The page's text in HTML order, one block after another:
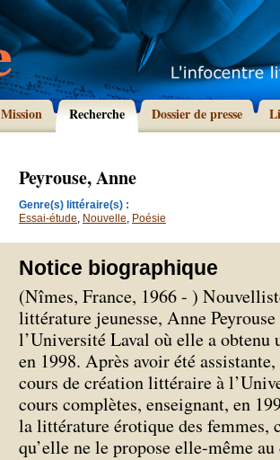
Mission Recherche Dossier de presse
Peyrouse, Anne
Genre(s) littéraire(s) :
Essai-étude, Nouvelle, Poésie
Notice biographique
(Nîmes, France, 1966 - )
littérature jeunesse, Anne
l’Université Laval où elle a obtenu
en 1998. Après avoir été
cours de création littéraire à
cours complètes, enseignant, en
la littérature érotique des femmes,
qu’elle ne le propose elle-même